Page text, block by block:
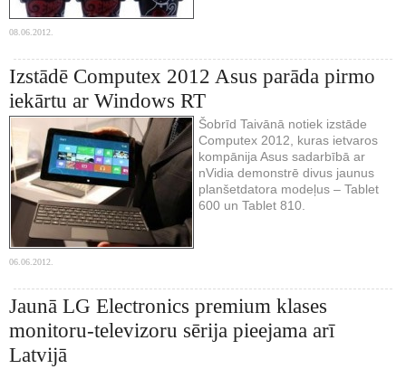
08.06.2012.
Izstādē Computex 2012 Asus parāda pirmo
iekārtu ar Windows RT
Šobrīd Taivānā notiek izstāde
Computex 2012, kuras ietvaros
kompānija Asus sadarbībā ar
nVidia demonstrē divus jaunus
planšetdatora modeļus – Tablet
600 un Tablet 810.
06.06.2012.
Jaunā LG Electronics premium klases
monitoru-televizoru sērija pieejama arī
Latvijā